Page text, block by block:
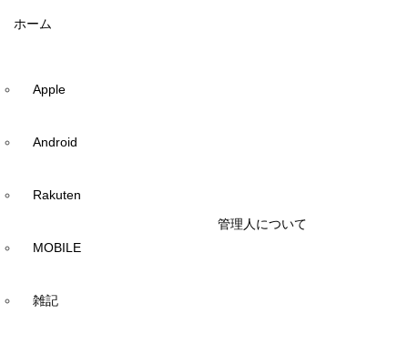
ホーム
Apple
Android
Rakuten
MOBILE
雑記
管理人について